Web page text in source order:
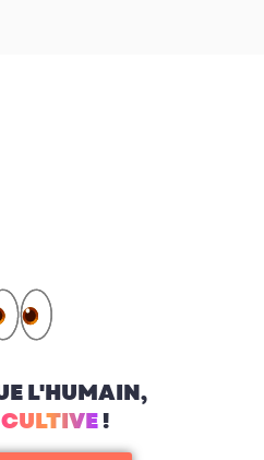
L'HUMAIN,
CULTIVE!